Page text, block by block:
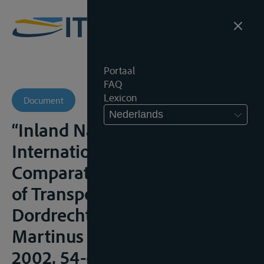
Portaal
FAQ
Lexicon
Nederlands
Document
“Inland Navigation” in
International Encyclopedia of
Comparative Law, vol. II, Law
of Transport, Chapter 5,
Dordrecht-Boston-Lancaster,
Martinus Nijhoff Publishers,
2002, 54-61;